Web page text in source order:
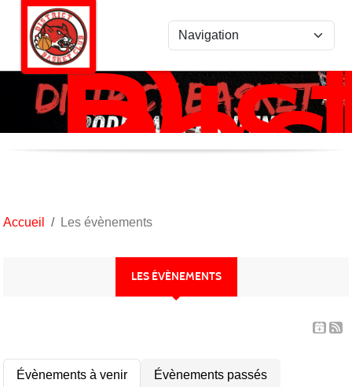
/
Accueil Les évènements
LES ÉVÈNEMENTS
Évènements à venir Évènements passés
Panneau de gestion des cookies